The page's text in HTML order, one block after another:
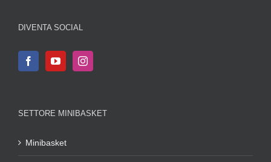
DIVENTA SOCIAL
SETTORE MINIBASKET
Minibasket